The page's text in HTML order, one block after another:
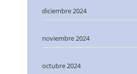
diciembre 2024
noviembre 2024
octubre 2024